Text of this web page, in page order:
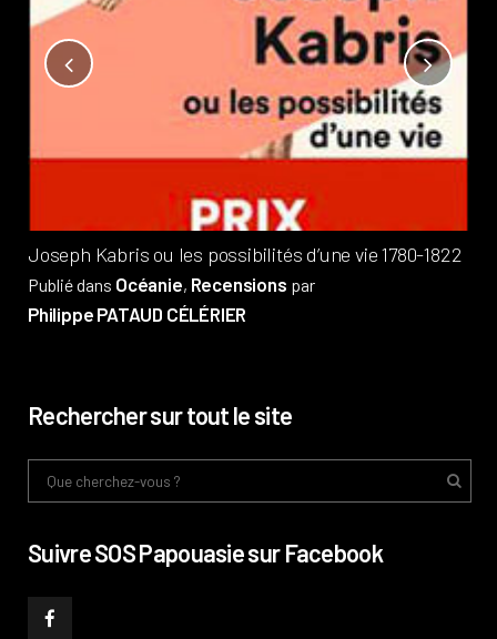
Joseph Kabris ou les possibilités d’une vie 1780-1822
Publié dans Océanie, Recensions par
Philippe PATAUD CÉLÉRIER
Rechercher sur tout le site
Suivre SOS Papouasie sur Facebook